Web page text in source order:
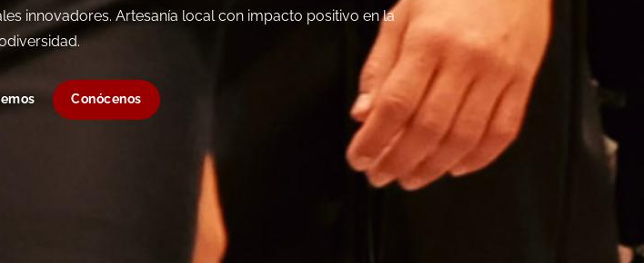
innovadores. Artesanía local con impacto positivo en la
Conócenos